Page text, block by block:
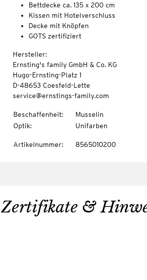
Bettdecke ca. 135 x 200 cm
Kissen mit Hotelverschluss
Decke mit Knöpfen
GOTS zertifiziert
Hersteller:
Ernsting's family GmbH & Co. KG
Hugo-Ernsting-Platz 1
D-48653 Coesfeld-Lette
service@ernstings-family.com
Beschaffenheit:
Musselin
Optik: Unifarben
Artikelnummer: 8565010200
Zertifikate &